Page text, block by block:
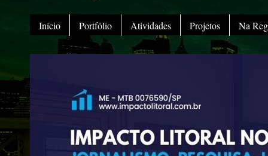
Início Portfólio Atividades Projetos Na